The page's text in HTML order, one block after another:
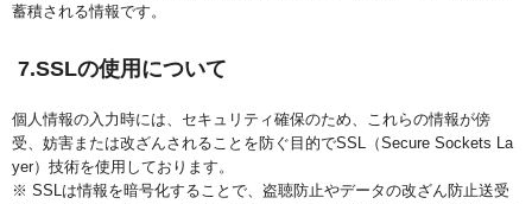
蓄積される情報です。
7.SSLの使用について
個人情報の入力時には、セキュリティ確保のため、これらの情報が傍
受、妨害または改ざんされることを防ぐ目的でSSL（Secure Sockets La
yer）技術を使用しております。
※ SSLは情報を暗号化することで、盗聴防止やデータの改ざん防止送受